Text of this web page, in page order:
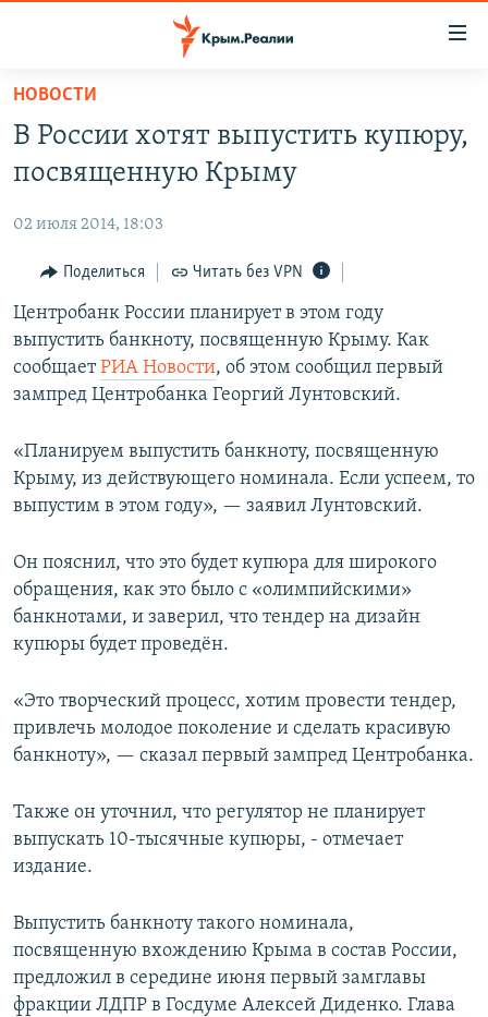
Вернуться
основному
содержанию
навигации
Вернутся
поиску
КАРТА ВОЕННЫХ ОБЪЕКТОВ КРЫМА
11 ЛЕТ ОККУПАЦИИ КРЫМА. 11 ИСТОРИЙ СОПРОТИВЛЕНИЯ
ИСТОРИЯ
ЕЩЕ
ИНТЕРАКТИВ
ИНФОГРАФИКА
ТЕЛЕПРОЕКТ КРЫМ.РЕАЛИИ
ПРОПАВШИЕ БЕЗ ВЕСТИ
ПОБЕДИТЕЛЕЙ НЕ СУДЯТ?
ELIFBE
УКРАИНСКАЯ ПРОБЛЕМА КРЫМА
РАДІО СВОБОДА
КАК ОБОЙТИ БЛОКИРОВКУ
Українською
Qırımtatar
ПРИСОЕДИНЯЙТЕСЬ!
Все сайты RFE/RL
НОВОСТИ
В России хотят выпустить купюру,
посвященную Крыму
02 июля 2014, 18:03
Поделиться Читать без VPN
Центробанк России планирует в этом году
выпустить банкноту, посвященную Крыму. Как
сообщаетРИА Новости, об этом сообщил первый
зампред Центробанка Георгий Лунтовский.
«Планируем выпустить банкноту, посвященную
Крыму, из действующего номинала. Если успеем, то
выпустим в этом году», — заявил Лунтовский.
Он пояснил, что это будет купюра для широкого
обращения, как это было с «олимпийскими»
банкнотами, и заверил, что тендер на дизайн
купюры будет проведён.
«Это творческий процесс, хотим провести тендер,
привлечь молодое поколение и сделать красивую
банкноту», — сказал первый зампред Центробанка.
Также он уточнил, что регулятор не планирует
выпускать 10-тысячные купюры, - отмечает
издание.
Выпустить банкноту такого номинала,
посвященную вхождению Крыма в состав России,
предложил в середине июня первый замглавы
фракции ЛДПР в Госдуме Алексей Диденко. Глава